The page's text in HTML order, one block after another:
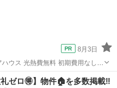
8月3日
ウス 光熱費無料 初期費用なし、
です ３万円で暮らせる、岡崎市で1番安い賃貸物件 １万5千...
ェアハウス 無料
礼ゼロ🉐】物件🏠を多数掲載‼️